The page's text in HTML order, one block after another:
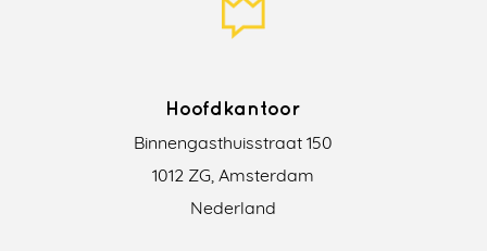
Hoofdkantoor
Binnengasthuisstraat 150
1012 ZG, Amsterdam
Nederland